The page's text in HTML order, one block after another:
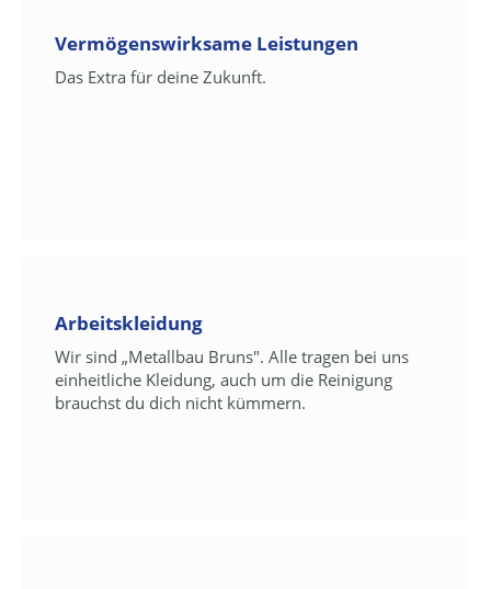
Vermögenswirksame Leistungen
Das Extra für deine Zukunft.
Arbeitskleidung
Wir sind „Metallbau Bruns". Alle tragen bei uns
einheitliche Kleidung, auch um die Reinigung
brauchst du dich nicht kümmern.